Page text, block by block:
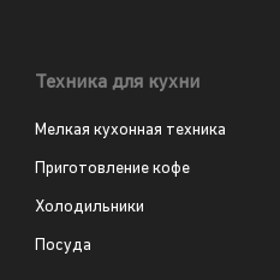
Техника для кухни
Мелкая кухонная техника
Приготовление кофе
Холодильники
Посуда